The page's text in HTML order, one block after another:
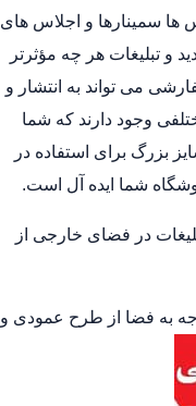
ها سمینارها و اجلاس های
و تبلیغات هر چه مؤثرتر
می تواند به انتشار و
وجود دارند که شما
بزرگ برای استفاده در
شما ایده آل است.
در فضای خارجی از
به فضا از طرح عمودی و